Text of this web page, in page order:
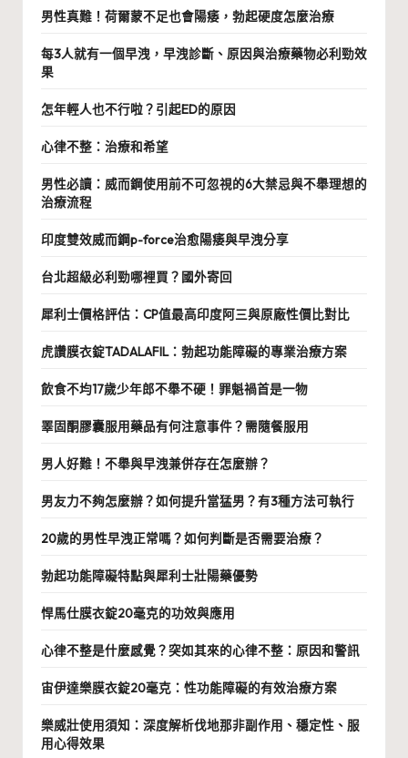
男性真難！荷爾蒙不足也會陽痿，勃起硬度怎麼治療
每3人就有一個早洩，早洩診斷、原因與治療藥物必利勁效
果
怎年輕人也不行啦？引起ED的原因
心律不整：治療和希望
男性必讀：威而鋼使用前不可忽視的6大禁忌與不舉理想的
治療流程
印度雙效威而鋼p-force治愈陽痿與早洩分享
台北超級必利勁哪裡買？國外寄回
犀利士價格評估：CP值最高印度阿三與原廠性價比對比
虎讚膜衣錠TADALAFIL：勃起功能障礙的專業治療方案
飲食不均17歲少年郎不舉不硬！罪魁禍首是一物
睪固酮膠囊服用藥品有何注意事件？需隨餐服用
男人好難！不舉與早洩兼併存在怎麼辦？
男友力不夠怎麼辦？如何提升當猛男？有3種方法可執行
20歲的男性早洩正常嗎？如何判斷是否需要治療？
勃起功能障礙特點與犀利士壯陽藥優勢
悍馬仕膜衣錠20毫克的功效與應用
心律不整是什麼感覺？突如其來的心律不整：原因和警訊
宙伊達樂膜衣錠20毫克：性功能障礙的有效治療方案
樂威壯使用須知：深度解析伐地那非副作用、穩定性、服
用心得效果